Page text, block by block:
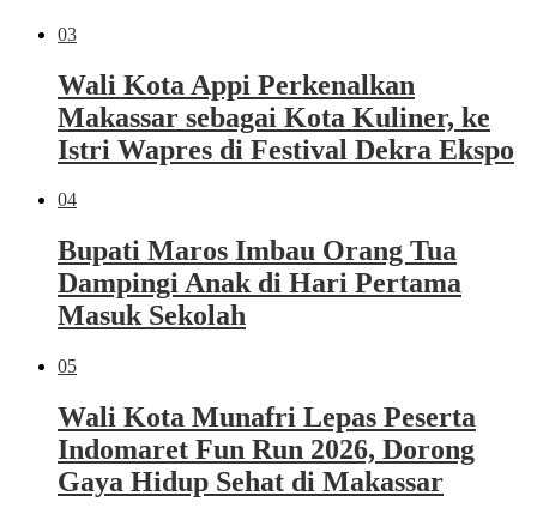
03
Wali Kota Appi Perkenalkan
Makassar sebagai Kota Kuliner, ke
Istri Wapres di Festival Dekra Ekspo
04
Bupati Maros Imbau Orang Tua
Dampingi Anak di Hari Pertama
Masuk Sekolah
05
Wali Kota Munafri Lepas Peserta
Indomaret Fun Run 2026, Dorong
Gaya Hidup Sehat di Makassar